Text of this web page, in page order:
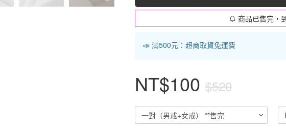
商品已售完，
📣 滿500元：超商取貨免運費
NT$100 $520
一對（男戒+女戒） **售完